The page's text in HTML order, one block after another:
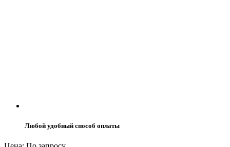
Любой удобный способ оплаты